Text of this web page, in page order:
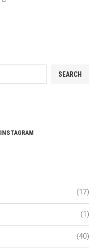
SEARCH
INSTAGRAM
(17)
(1)
(40)